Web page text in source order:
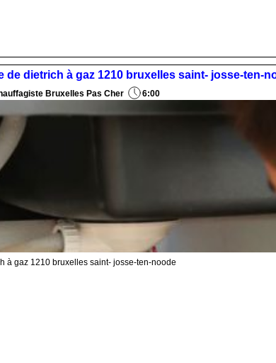
de dietrich à gaz 1210 bruxelles saint- josse-ten-
Bruxelles Pas Cher 6:00
à gaz 1210 bruxelles saint- josse-ten-noode